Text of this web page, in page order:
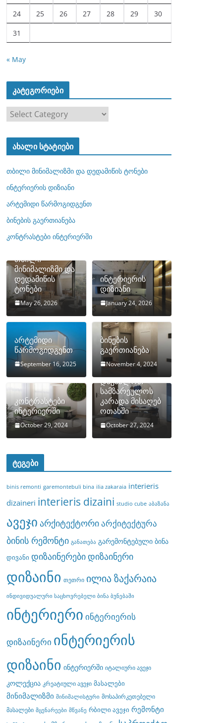
24 25 26 27 28 29 30
31
« May
კატეგორიები
ტ
ო
რ
ბ
ი
ახალი სტატიები
თბილი მინიმალიზმი და დედამიწის ტონები
ინტერიერის დიზიანი
არტემიდი წარმოგიდგენთ
ბინების გაერთიანება
კონტრასტები ინტერიერში
თბილი
მინიმალიზმი და
დედამიწის
ტონები
May 26, 2026
ინტერიერის
დიზიანი
January 24, 2026
არტემიდი
წარმოგიდგენთ
September 16, 2025
ბინების
გაერთიანება
November 4, 2024
კონტრასტები
ინტერიერში
October 29, 2024
როგორ
დავმალოთ
სამზარეულოს
კარადა მისაღებ
ოთახში
October 27, 2024
ტეგები
binis remonti garemontebuli bina ilia zakaraia interieris
dizaineri interieris dizaini studio cube აბაზანა
ავეჯი არქიტექტორიარქიტექტურა
ბინის რემონტი განათება გარემონტებული ბინა
დივანი დიზაინერებიდიზაინერი
დიზაინი თეთრი ილია ზაქარაია
ინდივიდუალური საცხოვრებელი ბინა ბუნებაში
ინტერიერი ინტერიერის
დიზაინერი ინტერიერის
დიზაინი ინტერიერში იტალიური ავეჯი
კოლექცია კრეატიული ავეჯი მასალები
მინიმალიზმი მინიმალისტური მოსაპირკეთებელი
მასალები მცენარეები მწვანე რბილი ავეჯი რემონტი